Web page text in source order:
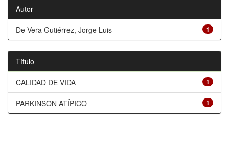
Autor
1
De Vera Gutiérrez, Jorge Luis
Título
1
CALIDAD DE VIDA
1
PARKINSON ATÍPICO